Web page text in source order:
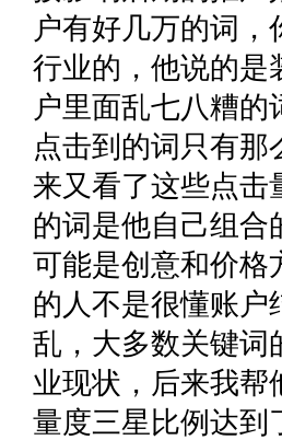
户有好几万的词
行业的，他说的是
户里面乱七八糟
点击到的词只有
来又看了这些点击
的词是他自己组合
可能是创意和价格
的人不是很懂账户
乱，大多数关键词
业现状，后来我帮
量度三星比例达到